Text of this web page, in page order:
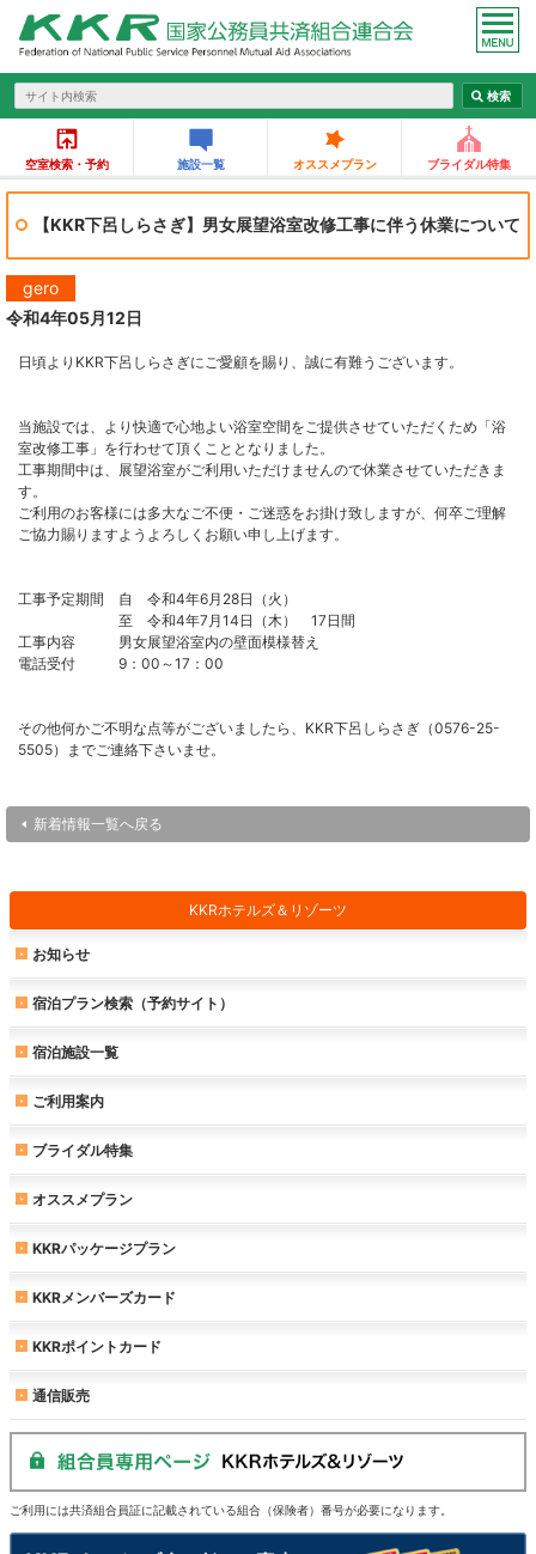
空室検索・予約 施設一覧 オススメプラン ブライダル特集
KKRホテルズ＆リゾーツ
お知らせ
宿泊プラン検索（予約サイト）
宿泊施設一覧
ご利用案内
ブライダル特集
オススメプラン
KKRパッケージプラン
KKRメンバーズカード
KKRポイントカード
通信販売
ご利用には共済組合員証に記載されている組合（保険者）番号が必要になります。
【KKR下呂しらさぎ】男女展望浴室改修工事に伴う休業について
gero
令和4年05月12日
日頃よりKKR下呂しらさぎにご愛顧を賜り、誠に有難うございます。
当施設では、より快適で心地よい浴室空間をご提供させていただくため「浴
室改修工事」を行わせて頂くこととなりました。
工事期間中は、展望浴室がご利用いただけませんので休業させていただきま
す。
ご利用のお客様には多大なご不便・ご迷惑をお掛け致しますが、何卒ご理解
ご協力賜りますようよろしくお願い申し上げます。
工事予定期間 自 令和4年6月28日（火）
至 令和4年7月14日（木） 17日間
工事内容 男女展望浴室内の壁面模様替え
電話受付 9：00～17：00
その他何かご不明な点等がございましたら、KKR下呂しらさぎ（0576-25-
5505）までご連絡下さいませ。
新着情報一覧へ戻る